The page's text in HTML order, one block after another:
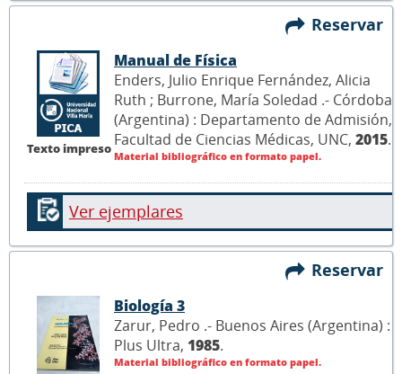
Reservar
Texto impreso
Manual de Física
Enders, Julio Enrique Fernández, Alicia
Ruth ; Burrone, María Soledad .- Córdoba
(Argentina) : Departamento de Admisión,
Facultad de Ciencias Médicas, UNC, 2015.
Material bibliográfico en formato papel.
Ver ejemplares
Reservar
Biología 3
Zarur, Pedro .- Buenos Aires (Argentina) :
Plus Ultra, 1985.
Material bibliográfico en formato papel.